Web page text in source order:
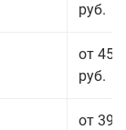
руб.
от 45
руб.
от 39